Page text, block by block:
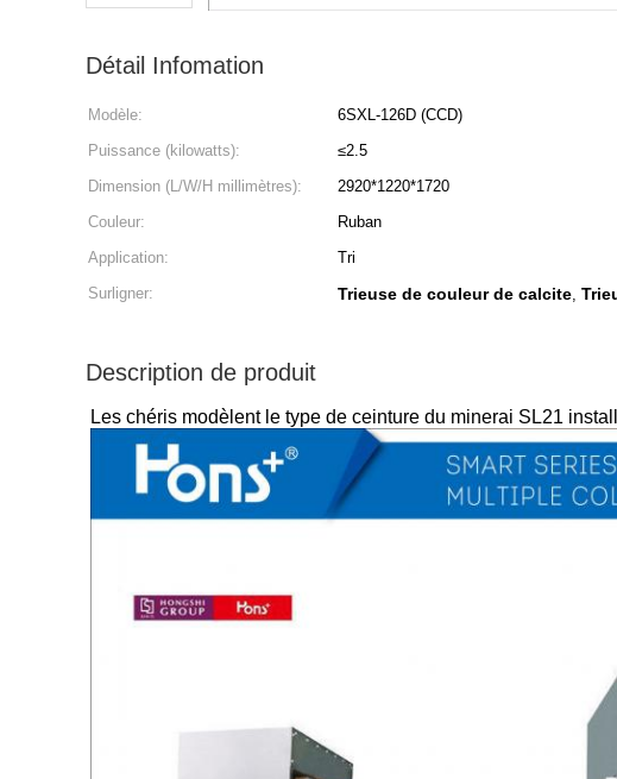
Détail Infomation
Modèle: 6SXL-126D (CCD)
Puissance (kilowatts):
≤2.5
Dimension (L/W/H millimètres):
2920*1220*1720
Couleur:
Ruban
Application:
Tri
Surligner:
Trieuse de couleur de calcite,
Description de produit
Les chéris modèlent le type de ceinture du minerai SL21